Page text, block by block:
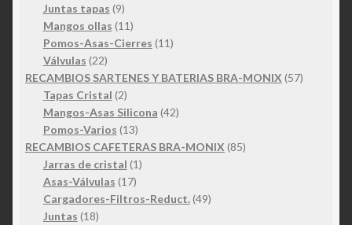
Juntas tapas 99
productos
Mangos ollas 1111
productos
Pomos-Asas-Cierres 1111
Válvulas 2222
productos
RECAMBIOS SARTENES Y BATERIAS BRA-MONIX 5757
Tapas Cristal 22
productos
Mangos-Asas Silicona 4242
Pomos-Varios 1313
productos
RECAMBIOS CAFETERAS BRA-MONIX 8585
Jarras de cristal 11
Asas-Válvulas 1717
productos
Cargadores-Filtros-Reduct. 4949
Juntas 1818